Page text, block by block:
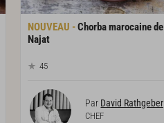
Chorba marocaine de
Najat
45
Par David Rathgeber
CHEF